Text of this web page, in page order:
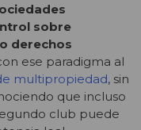
sobre
derechos
ese paradigma al
multipropiedad, sin
que incluso
club puede